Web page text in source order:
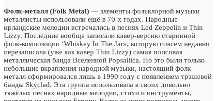
Фолк-металл (Folk Metal) — элементы фольклорной музыки
металлисты использовали ещё в 70-х годах. Народные
ирландские мелодии встречались в песнях Led Zeppelin и Thin
Lizzy. Последние вообще записали кавер-версию старинной
фолк-композиции ‘Whiskey In The Jar», которую совсем недавно
перезаписала (уже как кавер Thin Lizzy) самая попсовая
металлическая банда Вселенной Popsallica. Но это были только
небольшие вкрапления народной музыки, настоящий фолк-
металл сформировался лишь в 1990 году с появлением трэшевой
банды Skyclad. Эта группа использовала в своих довольно
тяжёлых песнях народные мелодии, стихи и инструменты,